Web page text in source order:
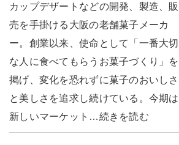
カップデザートなどの開発、製造、販
売を手掛ける大阪の老舗菓子メーカ
ー。創業以来、使命として「一番大切
な人に食べてもらうお菓子づくり」を
掲げ、変化を恐れずに菓子のおいしさ
と美しさを追求し続けている。今期は
新しいマーケット…続きを読む